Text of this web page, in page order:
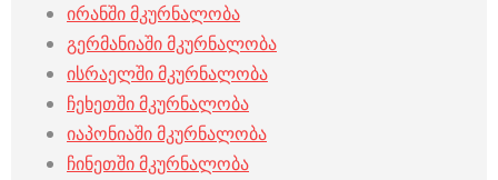
ირანში მკურნალობა
გერმანიაში მკურნალობა
ისრაელში მკურნალობა
ჩეხეთში მკურნალობა
იაპონიაში მკურნალობა
ჩინეთში მკურნალობა